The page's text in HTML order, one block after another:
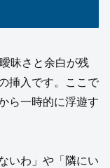
昧さと余白が残
挿入です。ここで
ら一時的に浮遊す
いわ」や「隣にい